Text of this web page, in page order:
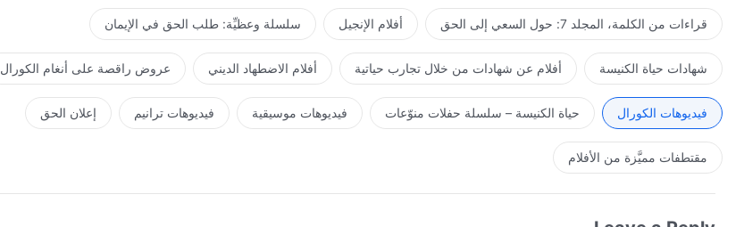
قراءات من الكلمة، المجلد 7: حول السعي إلى الحق أفلام الإنجيل سلسلة وعظيِّة: طلب الحق في الإيمان
شهادات حياة الكنيسة أفلام عن شهادات من خلال تجارب حياتية أفلام الاضطهاد الديني عروض راقصة على أنغام الكورال
فيديوهات الكورال حياة الكنيسة – سلسلة حفلات منوّعات فيديوهات موسيقية فيديوهات ترانيم إعلان الحق
مقتطفات مميَّزة من الأفلام